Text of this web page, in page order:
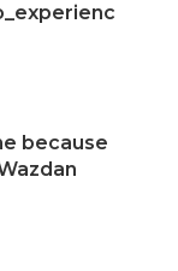
because